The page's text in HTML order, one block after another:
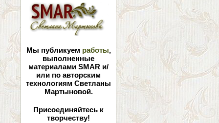
Мы публикуем работы,
выполненные
материалами SMAR и/
или по авторским
технологиям Светланы
Мартыновой.
Присоединяйтесь к
творчеству!